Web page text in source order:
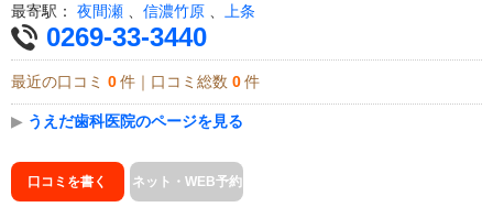
最寄駅： 夜間瀬 信濃竹原 上条
0269-33-3440
最近の口コミ 0 件｜口コミ総数 0 件
▶ うえだ歯科医院のページを見る
口コミを書く ネット・WEB予約